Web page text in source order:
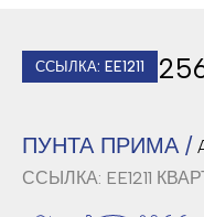
ССЫЛКА: EE1211
ПУНТА ПРИМА /
ССЫЛКА: EE1211